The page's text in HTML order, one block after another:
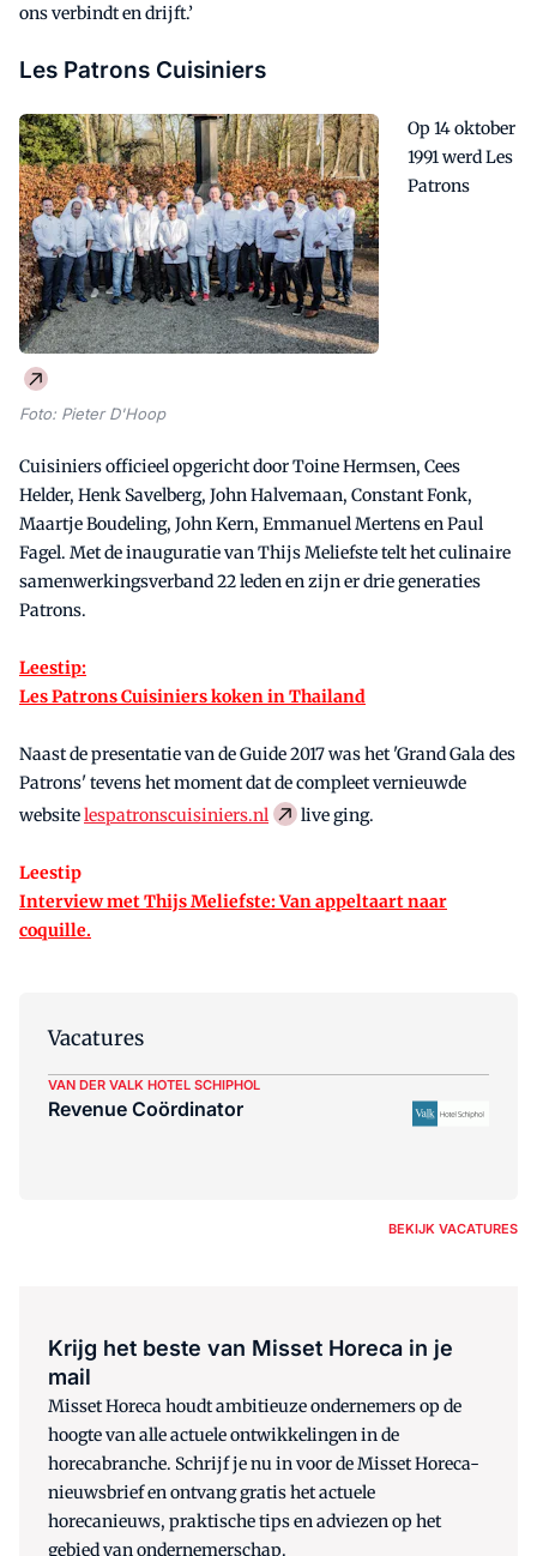
ons verbindt en drijft.’
Les Patrons Cuisiniers
Foto: Pieter D'Hoop
Op 14 oktober
1991 werd Les
Patrons
Cuisiniers officieel opgericht door Toine Hermsen, Cees
Helder, Henk Savelberg, John Halvemaan, Constant Fonk,
Maartje Boudeling, John Kern, Emmanuel Mertens en Paul
Fagel. Met de inauguratie van Thijs Meliefste telt het culinaire
samenwerkingsverband 22 leden en zijn er drie generaties
Patrons.
Leestip:
Les Patrons Cuisiniers koken in Thailand
Naast de presentatie van de Guide 2017 was het 'Grand Gala des
Patrons' tevens het moment dat de compleet vernieuwde
websitelespatronscuisiniers.nl live ging.
Leestip
Interview met Thijs Meliefste: Van appeltaart naar
coquille.
Vacatures
VAN DER VALK HOTEL SCHIPHOL
Revenue Coördinator
BEKIJK VACATURES
Krijg het beste van Misset Horeca in je
mail
Misset Horeca houdt ambitieuze ondernemers op de
hoogte van alle actuele ontwikkelingen in de
horecabranche. Schrijf je nu in voor de Misset Horeca-
nieuwsbrief en ontvang gratis het actuele
horecanieuws, praktische tips en adviezen op het
gebied van ondernemerschap.